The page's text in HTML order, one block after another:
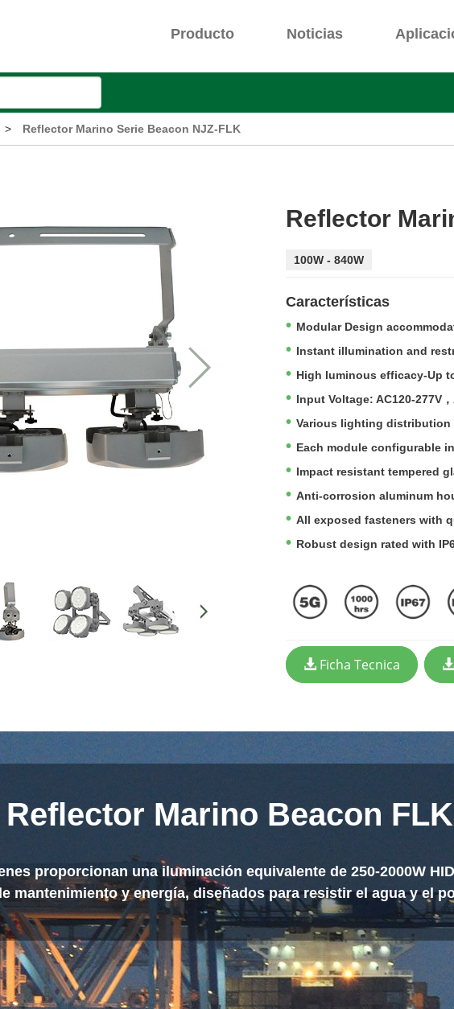
Producto Noticias
> Reflector Marino Serie Beacon NJZ-FLK
Reflector
100W - 840W
Características
Modular Design
Instant illumination and
High luminous efficacy-Up
Input Voltage: AC120-277V
Various lighting distribution
Each module configurable
Impact resistant tempered
Anti-corrosion aluminum
All exposed fasteners with
Robust design rated with
Ficha Tecnica
Reflector Marino Beacon
proporcionan una iluminación equivalente de 250-2000W
mantenimiento y energía, diseñados para resistir el agua y el